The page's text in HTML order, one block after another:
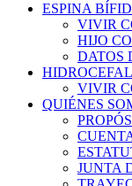
ESPINA
VIVIR
HIJO
DATOS
VIVIR
QUIÉNES
JUNTA